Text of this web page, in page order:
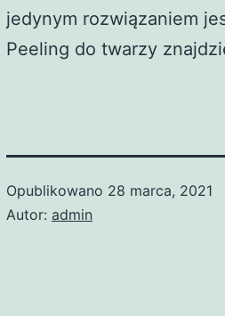
jedynym rozwiązaniem
Peeling do twarzy
Opublikowano 28 marca, 2021
Autor: admin